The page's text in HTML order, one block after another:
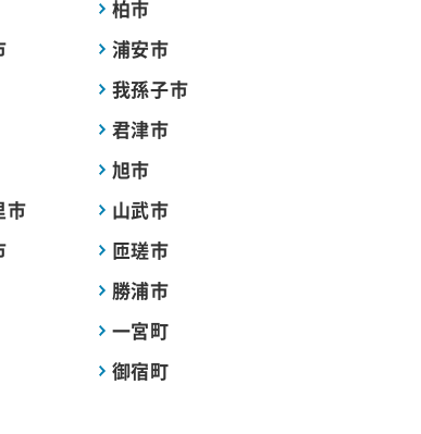
柏市
浦安市
我孫子市
君津市
旭市
市
山武市
匝瑳市
勝浦市
一宮町
御宿町